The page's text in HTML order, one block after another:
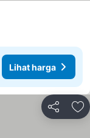
harga
Lihat harga
Bagikan